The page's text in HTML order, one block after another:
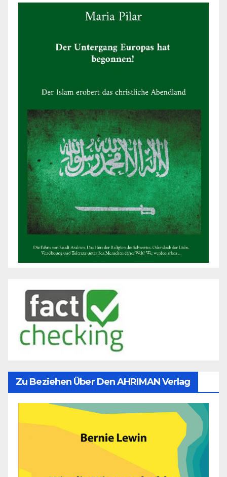
Zu Beziehen Über Den AHRIMAN Verlag